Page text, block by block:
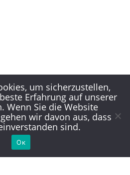
um sicherzustellen,
Erfahrung auf unserer
Wenn Sie die Website
wir davon aus, dass
sind.
Ок